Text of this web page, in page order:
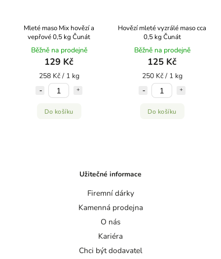
Mleté maso Mix hovězí a
vepřové 0,5 kg Čunát
Běžně na prodejně
129 Kč
258 Kč / 1 kg
Do košíku
Hovězí mleté vyzrálé maso cca
0,5 kg Čunát
Běžně na prodejně
125 Kč
250 Kč / 1 kg
Do košíku
Užitečné informace
Firemní dárky
Kamenná prodejna
O nás
Kariéra
Chci být dodavatel